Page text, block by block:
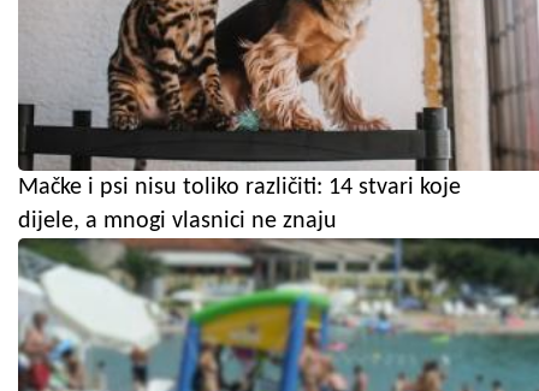
Mačke i psi nisu toliko različiti: 14 stvari koje
dijele, a mnogi vlasnici ne znaju